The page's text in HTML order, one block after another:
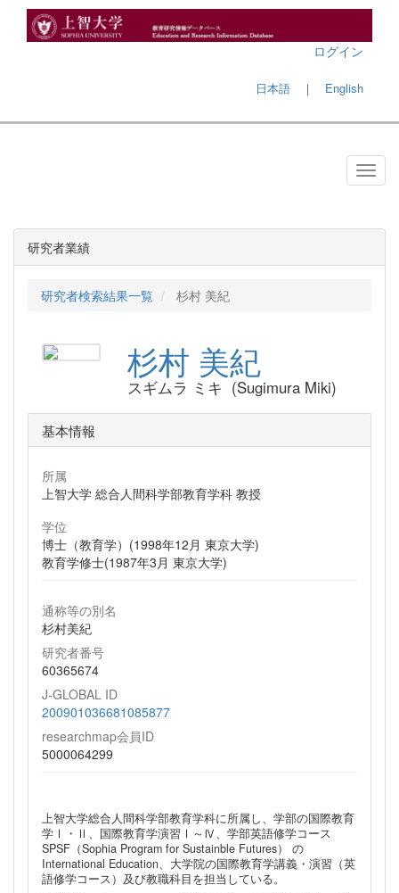
ログイン
日本語 ｜ English
研究者業績
研究者検索結果一覧 杉村 美紀
杉村 美紀
スギムラ ミキ (Sugimura Miki)
基本情報
所属
上智大学 総合人間科学部教育学科 教授
学位
博士（教育学）(1998年12月 東京大学)
教育学修士(1987年3月 東京大学)
通称等の別名
杉村美紀
研究者番号
60365674
J-GLOBAL ID
200901036681085877
researchmap会員ID
5000064299
上智大学総合人間科学部教育学科に所属し、学部の国際教育
学Ⅰ・Ⅱ、国際教育学演習Ⅰ～Ⅳ、学部英語修学コース
SPSF（Sophia Program for Sustainble Futures） の
International Education、大学院の国際教育学講義・演習（英
語修学コース）及び教職科目を担当している。